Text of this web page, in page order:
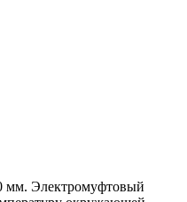
мм. Электромуфтовый